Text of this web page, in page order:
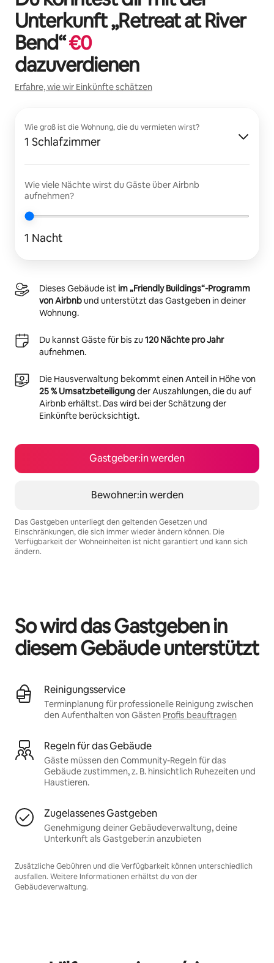
Unterkunft „Retreat at River
Bend“€0
dazuverdienen
Erfahre, wie wir Einkünfte schätzen
Wie groß ist die Wohnung, die du vermieten wirst?
1 Schlafzimmer
Wie viele Nächte wirst du Gäste über Airbnb
aufnehmen?
1 Nacht
Dieses Gebäude istim „Friendly Buildings“-Programm
von Airbnbund unterstützt das Gastgeben in deiner
Wohnung.
Du kannst Gäste für bis zu 120 Nächte pro Jahr
aufnehmen.
Die Hausverwaltung bekommt einen Anteil in Höhe von
25 % Umsatzbeteiligungder Auszahlungen, die du auf
Airbnb erhältst. Das wird bei der Schätzung der
Einkünfte berücksichtigt.
Gastgeber:in werden
Bewohner:in werden
Das Gastgeben unterliegt den geltenden Gesetzen und
Einschränkungen, die sich immer wieder ändern können. Die
Verfügbarkeit der Wohneinheiten ist nicht garantiert und kann sich
ändern.
So wird das Gastgeben in
diesem Gebäude unterstützt
Reinigungsservice
Terminplanung für professionelle Reinigung zwischen
den Aufenthalten von Gästen Profis beauftragen
Regeln für das Gebäude
Gäste müssen den Community-Regeln für das
Gebäude zustimmen, z. B. hinsichtlich Ruhezeiten und
Haustieren.
Zugelassenes Gastgeben
Genehmigung deiner Gebäudeverwaltung, deine
Unterkunft als Gastgeber:in anzubieten
Zusätzliche Gebühren und die Verfügbarkeit können unterschiedlich
ausfallen. Weitere Informationen erhältst du von der
Gebäudeverwaltung.